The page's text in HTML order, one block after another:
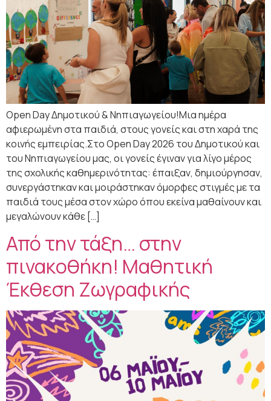
Open Day Δημοτικού & Νηπιαγωγείου!Μια ημέρα
αφιερωμένη στα παιδιά, στους γονείς και στη χαρά της
κοινής εμπειρίας.Στο Open Day 2026 του Δημοτικού και
του Νηπιαγωγείου μας, οι γονείς έγιναν για λίγο μέρος
της σχολικής καθημερινότητας: έπαιξαν, δημιούργησαν,
συνεργάστηκαν και μοιράστηκαν όμορφες στιγμές με τα
παιδιά τους μέσα στον χώρο όπου εκείνα μαθαίνουν και
μεγαλώνουν κάθε […]
Από την τάξη… στην
πινακοθήκη! Μαθητική
Έκθεση Ζωγραφικής